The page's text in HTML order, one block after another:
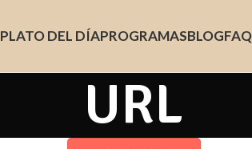
PLATO DEL DÍAPROGRAMASBLOGFAQ
URL